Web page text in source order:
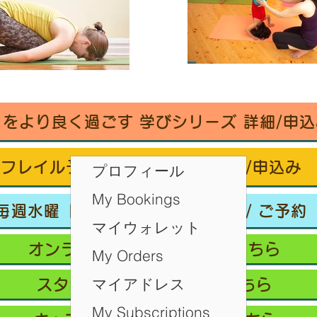
をより良く過ごす 学びシリーズ 詳細/申
フレイル予防ヨガ養成講座・詳細/申込み
週水曜「波音サンライズヨガ」 / ご予約
オンラインクラス/ご予約はこちら
スタジオ予約/体験の方はこちら
プロフィール
My Bookings
マイウォレット
My Orders
マイアドレス
My Subscriptions